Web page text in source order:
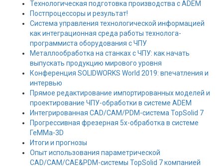
Технологическая подготовка производства с ADEM
Постпроцессоры и результат!
Система управления технологической информацией
как интеграционная среда работы технолога-
программиста оборудования с ЧПУ
Металлообработка на станках с ЧПУ: как начать
выпускать продукцию мирового уровня
Конференция SOLIDWORKS World 2019: впечатления и
интервью
Прямое редактирование импортированных моделей и
проектирование ЧПУ-обработки в системе ADEM
Интегрированная CAD/CAM/PDM-система TopSolid 7
Прогрессивная фрезерная 5x-обработка в системе
ГеММа-3D
Итоги и прогнозы
Опыт использования параметрической
CAD/CAM/CAE&PDM-системы TopSolid 7 компанией